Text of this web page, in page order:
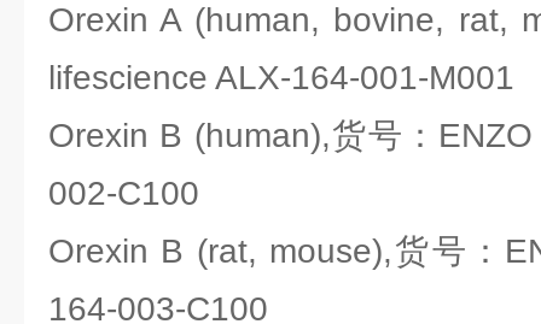
Orexin A (human, bovine, rat,
lifescience ALX-164-001-M001
Orexin B (human),货号：
002-C100
Orexin B (rat, mouse),货号：
164-003-C100